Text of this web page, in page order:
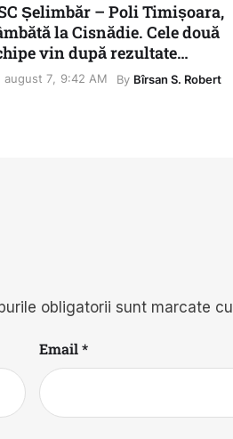
Șelimbăr – Poli Timișoara,
la Cisnădie. Cele două
vin după rezultate
în prima etapă
august 7, 9:42 AM By Bîrsan S. Robert
obligatorii sunt marcate cu
Email *